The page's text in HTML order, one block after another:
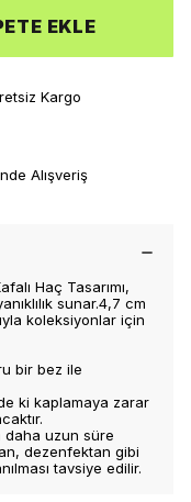
EKLE
Kargo
Alışveriş
Haç Tasarımı,
sunar.4,7 cm
koleksiyonlar için
bir bez ile
ki kaplamaya zarar
daha uzun süre
dezenfektan gibi
tavsiye edilir.